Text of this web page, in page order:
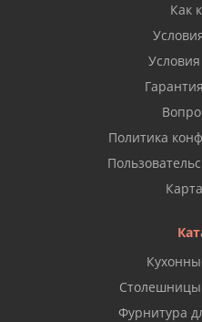
Как
Политика
Столешницы
Фурнитура